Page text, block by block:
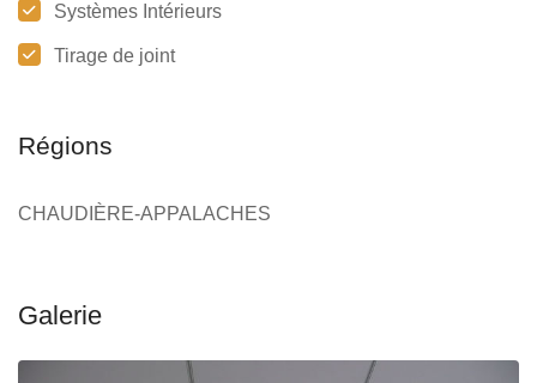
Systèmes Intérieurs
Tirage de joint
Régions
CHAUDIÈRE-APPALACHES